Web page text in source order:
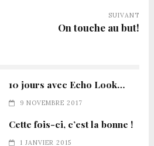
SUIVANT
On touche au but!
10 jours avec Echo Look…
9 NOVEMBRE 2017
Cette fois-ci, c’est la bonne !
1 JANVIER 2015